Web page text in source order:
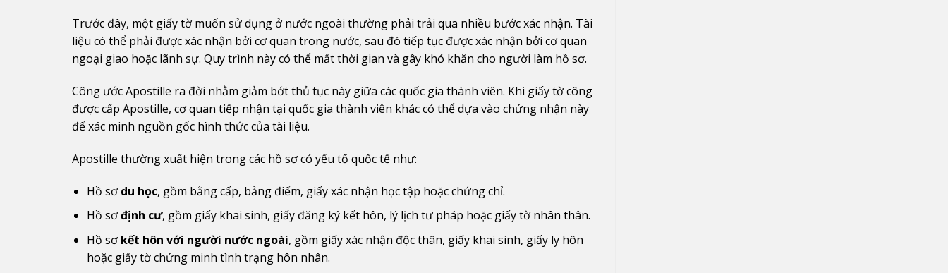
Trước đây, một giấy tờ muốn sử dụng ở nước ngoài thường phải trải qua nhiều bước xác nhận. Tài
liệu có thể phải được xác nhận bởi cơ quan trong nước, sau đó tiếp tục được xác nhận bởi cơ quan
ngoại giao hoặc lãnh sự. Quy trình này có thể mất thời gian và gây khó khăn cho người làm hồ sơ.
Công ước Apostille ra đời nhằm giảm bớt thủ tục này giữa các quốc gia thành viên. Khi giấy tờ công
được cấp Apostille, cơ quan tiếp nhận tại quốc gia thành viên khác có thể dựa vào chứng nhận này
để xác minh nguồn gốc hình thức của tài liệu.
Apostille thường xuất hiện trong các hồ sơ có yếu tố quốc tế như:
Hồ sơ du học, gồm bằng cấp, bảng điểm, giấy xác nhận học tập hoặc chứng chỉ.
Hồ sơđịnh cư, gồm giấy khai sinh, giấy đăng ký kết hôn, lý lịch tư pháp hoặc giấy tờ nhân thân.
Hồ sơ kết hôn với người nước ngoài, gồm giấy xác nhận độc thân, giấy khai sinh, giấy ly hôn
hoặc giấy tờ chứng minh tình trạng hôn nhân.